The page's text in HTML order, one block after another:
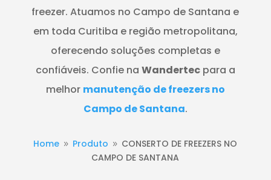
freezer. Atuamos no Campo de Santana e
em toda Curitiba e região metropolitana,
oferecendo soluções completas e
confiáveis. Confie na Wandertecpara a
melhor manutenção de freezers no
Campo de Santana.
Home 9 Produto 9 CONSERTO DE FREEZERS NO
CAMPO DE SANTANA